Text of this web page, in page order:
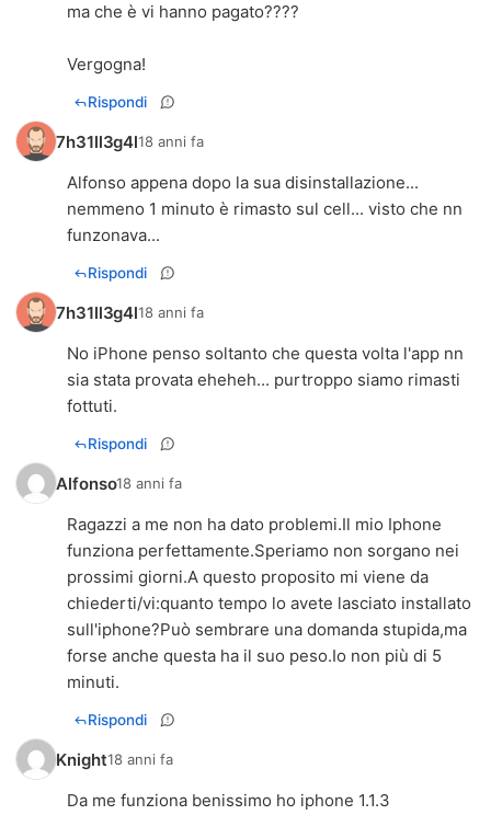
ma che è vi hanno pagato????
Vergogna!
Rispondi
7h31ll3g4l18 anni fa
Alfonso appena dopo la sua disinstallazione...
nemmeno 1 minuto è rimasto sul cell... visto che nn
funzonava...
Rispondi
7h31ll3g4l18 anni fa
No iPhone penso soltanto che questa volta l'app nn
sia stata provata eheheh... purtroppo siamo rimasti
fottuti.
Rispondi
Alfonso18 anni fa
Ragazzi a me non ha dato problemi.Il mio Iphone
funziona perfettamente.Speriamo non sorgano nei
prossimi giorni.A questo proposito mi viene da
chiederti/vi:quanto tempo lo avete lasciato installato
sull'iphone?Può sembrare una domanda stupida,ma
forse anche questa ha il suo peso.Io non più di 5
minuti.
Rispondi
Knight18 anni fa
Da me funziona benissimo ho iphone 1.1.3